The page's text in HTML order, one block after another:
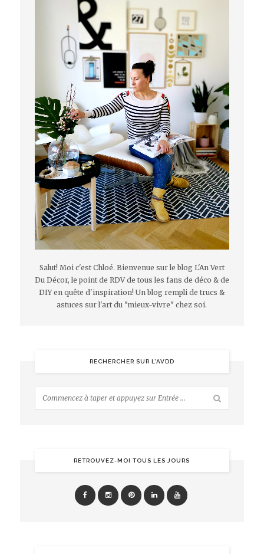
Salut! Moi c'est Chloé. Bienvenue sur le blog L'An Vert
Du Décor, le point de RDV de tous les fans de déco & de
DIY en quête d'inspiration! Un blog rempli de trucs &
astuces sur l'art du "mieux-vivre" chez soi.
RECHERCHER SUR L’AVDD
RETROUVEZ-MOI TOUS LES JOURS